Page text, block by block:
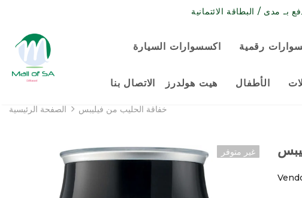
رقمية اكسسوارات السيارة
الأطفال هيت هولدرز الاتصال بنا
الصفحة الرئيسية خفاقة الحليب من فيليبس
غير متوفر